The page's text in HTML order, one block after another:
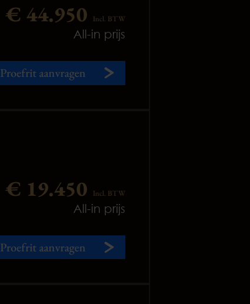
€ 44.950 Incl. BTW
All-in prijs
Proefrit aanvragen
€ 19.450 Incl. BTW
All-in prijs
Proefrit aanvragen